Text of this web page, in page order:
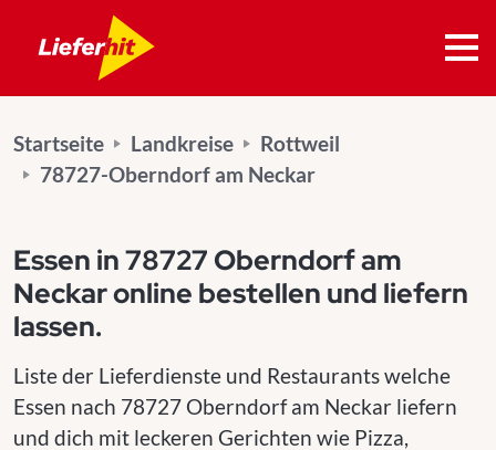
Startseite Landkreise
Rottweil
78727-Oberndorf am Neckar
Essen in 78727 Oberndorf am
Neckar online bestellen und liefern
lassen.
Liste der Lieferdienste und Restaurants welche
Essen nach 78727 Oberndorf am Neckar liefern
und dich mit leckeren Gerichten wie Pizza,